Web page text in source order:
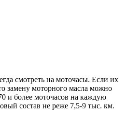
смотреть на моточасы. Если их
замену моторного масла можно
и более моточасов на каждую
состав не реже 7,5-9 тыс. км.